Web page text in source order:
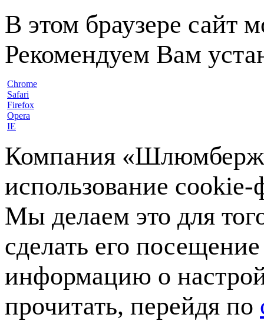
В этом браузере сайт
Рекомендуем Вам
Chrome
Safari
Firefox
Opera
IE
Компания
использование
Мы делаем это для
сделать его
информацию о
прочитать, перейдя по